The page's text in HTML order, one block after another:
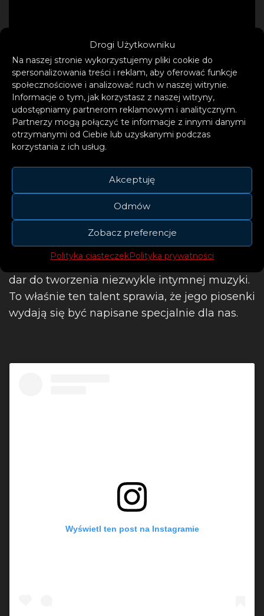
Drogi Użytkowniku
Na naszej stronie wykorzystujemy pliki cookie do
spersonalizowania treści i reklam, aby oferować funkcje
społecznościowe i analizować ruch w naszej witrynie.
Informacje o tym, jak korzystasz z naszej witryny,
udostępniamy partnerom reklamowym i analitycznym.
Partnerzy mogą połączyć te informacje z innymi danymi
otrzymanymi od Ciebie lub uzyskanymi podczas
korzystania z ich usług.
Akceptuję
Odmów
Zobacz preferencje
Polityka ciasteczekPolityka prywatności
„Pieces” bliski jest już miana światowego
fenomenu. Osiągnął ponad 108 milionów
odtworzeń na Spotify i ponad 500 milionów
wyświetleń wideo. Pokrył się złotem w
Niemczech, Szwajcarii, na Węgrzech i
Słowacji oraz podwójną platyną w RPA.
W międzyczasie AVAION współpracował z
takimi artystami, jak SOMMA, Leony, Vize, Nu
Aspect i Goodboys. Artysta ma niespotykany
dar do tworzenia niezwykle intymnej muzyki.
To właśnie ten talent sprawia, że jego piosenki
wydają się być napisane specjalnie dla nas.
Wyświetl ten post na Instagramie